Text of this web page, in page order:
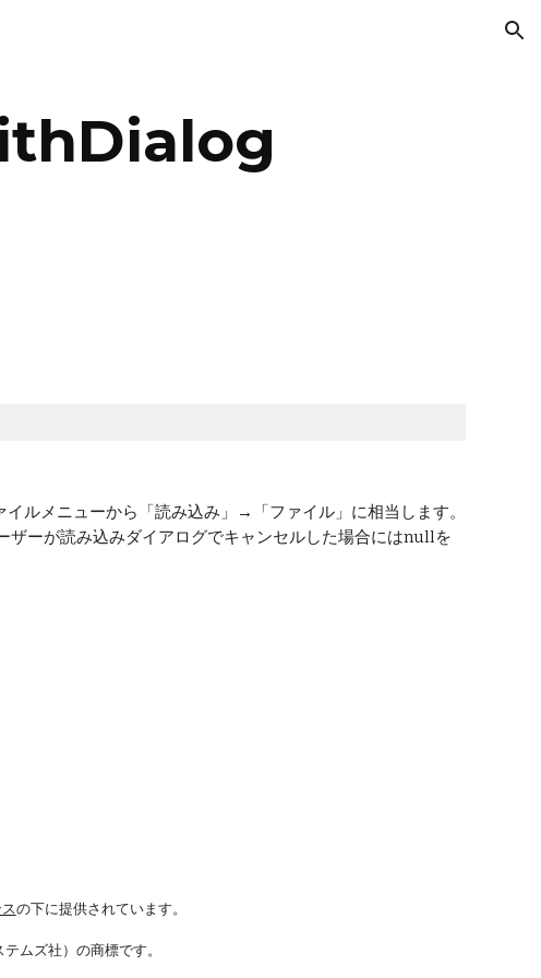
ルメニューから「読み込み」→「ファイル」に相当します。
ザーが読み込みダイアログでキャンセルした場合にはnullを
の下に提供されています。
ズ社）の商標です。